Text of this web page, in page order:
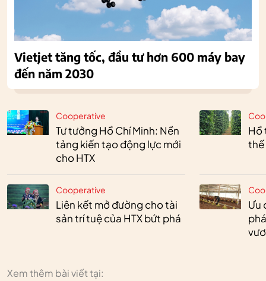
Cooperative
Tư tưởng Hồ Chí Minh: Nền
tảng kiến tạo động lực mới
cho HTX
Cooperative
Liên kết mở đường cho tài
sản trí tuệ của HTX bứt phá
Hồ
thế
Ưu
Xem thêm bài viết tại:
Vietjet tăng tốc, đầu tư hơn 600 máy bay
đến năm 2030